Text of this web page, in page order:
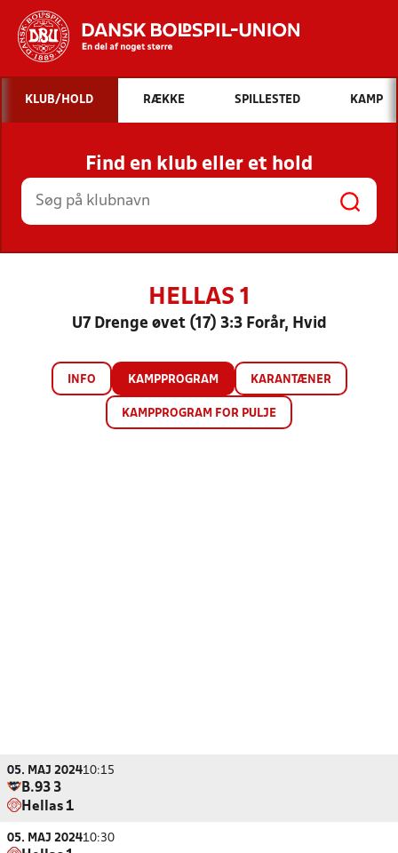
Hvad vil du søge efter?
INDHOLD OG NYHEDER
STILLINGER, RESULTATER, KLUBBER OG
HOLD
KLUB/HOLD RÆKKE SPILLESTED KAMP
Find en klub eller et hold
HELLAS 1
U7 Drenge øvet (17) 3:3 Forår, Hvid
INFO KAMPPROGRAM KARANTÆNER
KAMPPROGRAM FOR PULJE
05. MAJ 202410:15
B.93 3
Hellas 1
05. MAJ 202410:30